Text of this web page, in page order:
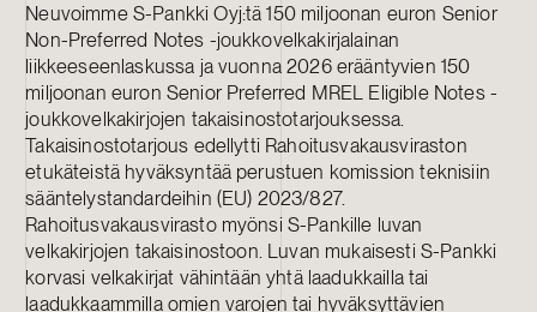
Neuvoimme S-Pankki Oyj:tä 150 miljoonan euron Senior
Non-Preferred Notes -joukkovelkakirjalainan
liikkeeseenlaskussa ja vuonna 2026 erääntyvien 150
miljoonan euron Senior Preferred MREL Eligible Notes -
joukkovelkakirjojen takaisinostotarjouksessa.
Takaisinostotarjous edellytti Rahoitusvakausviraston
etukäteistä hyväksyntää perustuen komission teknisiin
sääntelystandardeihin (EU) 2023/827.
Rahoitusvakausvirasto myönsi S-Pankille luvan
velkakirjojen takaisinostoon. Luvan mukaisesti S-Pankki
korvasi velkakirjat vähintään yhtä laadukkailla tai
laadukkaammilla omien varojen tai hyväksyttävien